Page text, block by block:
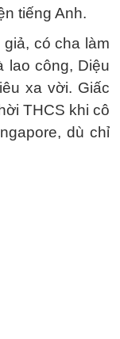
tiếng Anh.
có cha làm
lao công, Diệu
xa vời. Giấc
THCS khi cô
dù chỉ